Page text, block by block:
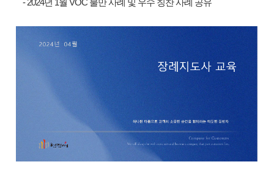
- 2024년 1월 VOC 불만 사례 및 우수 칭찬 사례 공유